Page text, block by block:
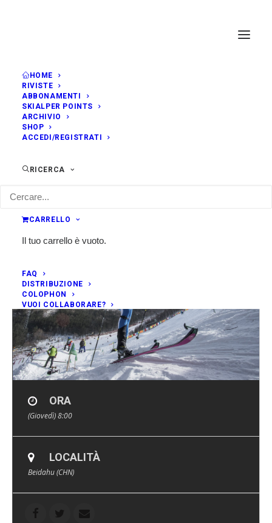
HOME
RIVISTE
ABBONAMENTI
SKIALPER POINTS
ARCHIVIO
SHOP
ACCEDI/REGISTRATI
RICERCA
CARRELLO
Il tuo carrello è vuoto.
FAQ
DISTRIBUZIONE
COLOPHON
VUOI COLLABORARE?
FEBBRAIO, 2019
GIO
21
COPPA DEL MONDO ISMF -
VERTICAL RACE
ORA
(Giovedì) 8:00
LOCALITÀ
Beidahu (CHN)